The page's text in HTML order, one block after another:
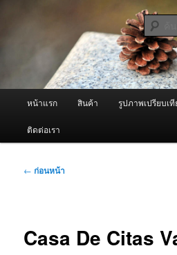
ผู้นำเข้าเครื่องพ่นหม
Fogger / Fogger
จำหน่ายเครื่องพ่นหมอกควัน คุณภาพดี บริก
หน้าแรก สินค้า รูปภาพเปรียบเ
ติดต่อเรา
เมนู
← ก่อนหน้า
Casa De Citas